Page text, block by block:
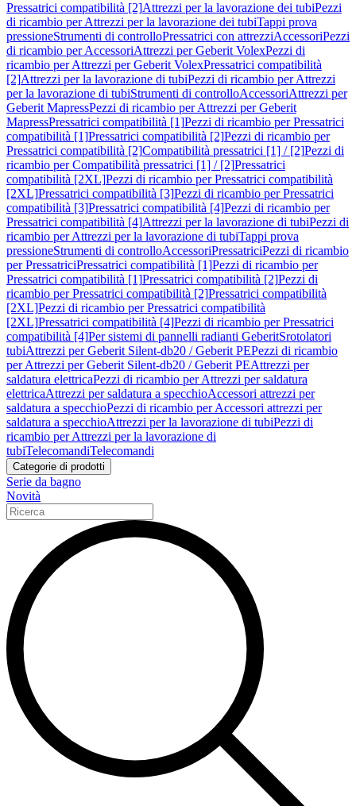
Pressatrici compatibilità [2]Attrezzi per la lavorazione dei tubiPezzi
di ricambio per Attrezzi per la lavorazione dei tubiTappi prova
pressioneStrumenti di controlloPressatrici con attrezziAccessoriPezzi
di ricambio per AccessoriAttrezzi per Geberit VolexPezzi di
ricambio per Attrezzi per Geberit VolexPressatrici compatibilità
[2]Attrezzi per la lavorazione di tubiPezzi di ricambio per Attrezzi
per la lavorazione di tubiStrumenti di controlloAccessoriAttrezzi per
Geberit MapressPezzi di ricambio per Attrezzi per Geberit
MapressPressatrici compatibilità [1]Pezzi di ricambio per Pressatrici
compatibilità [1]Pressatrici compatibilità [2]Pezzi di ricambio per
Pressatrici compatibilità [2]Compatibilità pressatrici [1] / [2]Pezzi di
ricambio per Compatibilità pressatrici [1] / [2]Pressatrici
compatibilità [2XL]Pezzi di ricambio per Pressatrici compatibilità
[2XL]Pressatrici compatibilità [3]Pezzi di ricambio per Pressatrici
compatibilità [3]Pressatrici compatibilità [4]Pezzi di ricambio per
Pressatrici compatibilità [4]Attrezzi per la lavorazione di tubiPezzi di
ricambio per Attrezzi per la lavorazione di tubiTappi prova
pressioneStrumenti di controlloAccessoriPressatriciPezzi di ricambio
per PressatriciPressatrici compatibilità [1]Pezzi di ricambio per
Pressatrici compatibilità [1]Pressatrici compatibilità [2]Pezzi di
ricambio per Pressatrici compatibilità [2]Pressatrici compatibilità
[2XL]Pezzi di ricambio per Pressatrici compatibilità
[2XL]Pressatrici compatibilità [4]Pezzi di ricambio per Pressatrici
compatibilità [4]Per sistemi di pannelli radianti GeberitSrotolatori
tubiAttrezzi per Geberit Silent-db20 / Geberit PEPezzi di ricambio
per Attrezzi per Geberit Silent-db20 / Geberit PEAttrezzi per
saldatura elettricaPezzi di ricambio per Attrezzi per saldatura
elettricaAttrezzi per saldatura a specchioAccessori attrezzi per
saldatura a specchioPezzi di ricambio per Accessori attrezzi per
saldatura a specchioAttrezzi per la lavorazione di tubiPezzi di
ricambio per Attrezzi per la lavorazione di
tubiTelecomandiTelecomandi
Categorie di prodotti
Serie da bagno
Novità